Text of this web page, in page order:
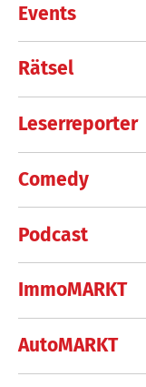
Events
Rätsel
Leserreporter
Comedy
Podcast
ImmoMARKT
AutoMARKT